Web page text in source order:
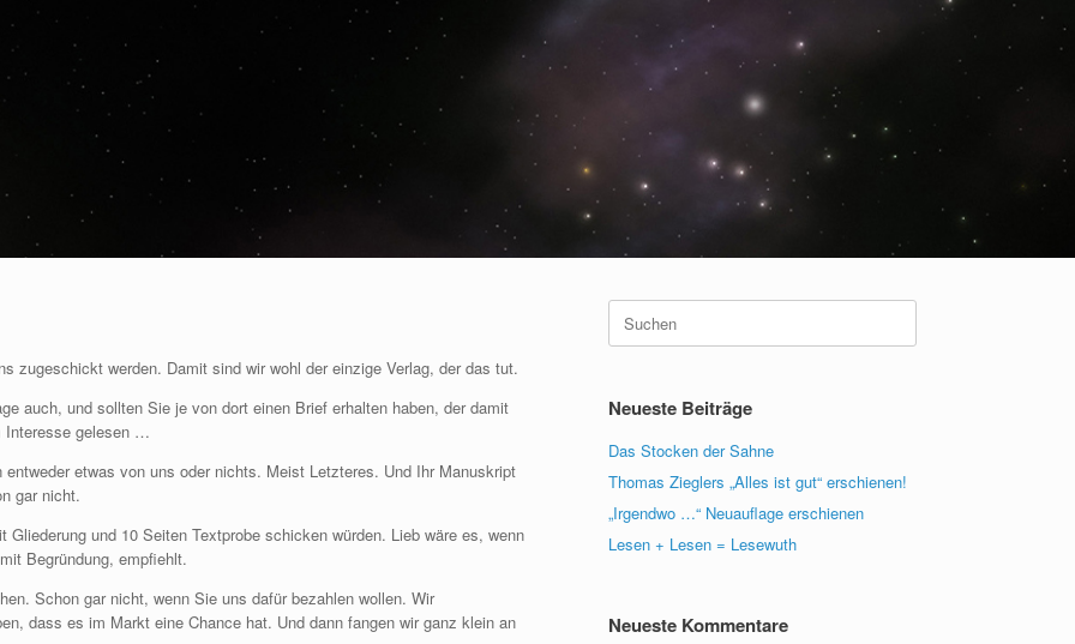
zugeschickt werden. Damit sind wir wohl der einzige Verlag, der das tut.
auch, und sollten Sie je von dort einen Brief erhalten haben, der damit
Interesse gelesen …
etwas von uns oder nichts. Meist Letzteres. Und Ihr Manuskript
gar nicht.
und 10 Seiten Textprobe schicken würden. Lieb wäre es, wenn
Begründung, empfiehlt.
Schon gar nicht, wenn Sie uns dafür bezahlen wollen. Wir
dass es im Markt eine Chance hat. Und dann fangen wir ganz klein an
Suche
nach:
Neueste Beiträge
Das Stocken der Sahne
Thomas Zieglers „Alles ist gut“ erschienen!
„Irgendwo …“ Neuauflage erschienen
Lesen + Lesen = Lesewuth
Neueste Kommentare